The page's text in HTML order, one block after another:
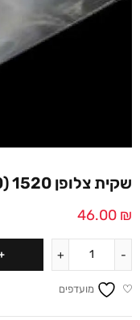
שקית צלופן 1520 (250 במארז)
46.00 ₪
מועדפים